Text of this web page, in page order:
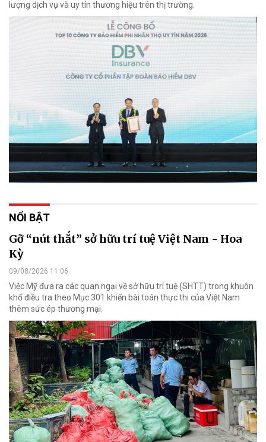
lượng dịch vụ và uy tín thương hiệu trên thị trường.
NỔI BẬT
Gỡ “nút thắt” sở hữu trí tuệ Việt Nam - Hoa
Kỳ
09/08/2026 11:06
Việc Mỹ đưa ra các quan ngại về sở hữu trí tuệ (SHTT) trong khuôn
khổ điều tra theo Mục 301 khiến bài toán thực thi của Việt Nam
thêm sức ép thương mại.